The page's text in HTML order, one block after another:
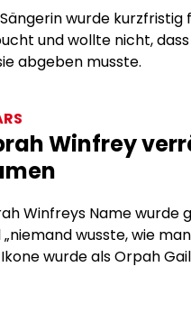
wurde
und wollte nicht,
abgeben musste.
Winfrey
Winfreys Name wurde
„niemand wusste, wie
wurde als Orpah